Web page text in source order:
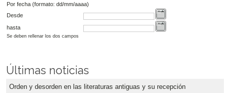
Por fecha (formato: dd/mm/aaaa)
Desde
hasta
Se deben rellenar los dos campos
Últimas noticias
Orden y desorden en las literaturas antiguas y su recepción